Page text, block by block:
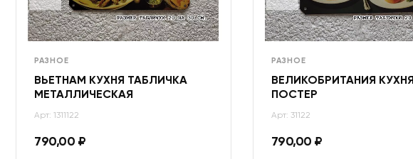
РАЗНОЕ
ВЬЕТНАМ КУХНЯ ТАБЛИЧКА
МЕТАЛЛИЧЕСКАЯ
Арт: 1311122
790,00 ₽
РАЗНОЕ
ВЕЛИКОБРИТАНИЯ КУХНЯ
ПОСТЕР
Арт: 31122
790,00 ₽